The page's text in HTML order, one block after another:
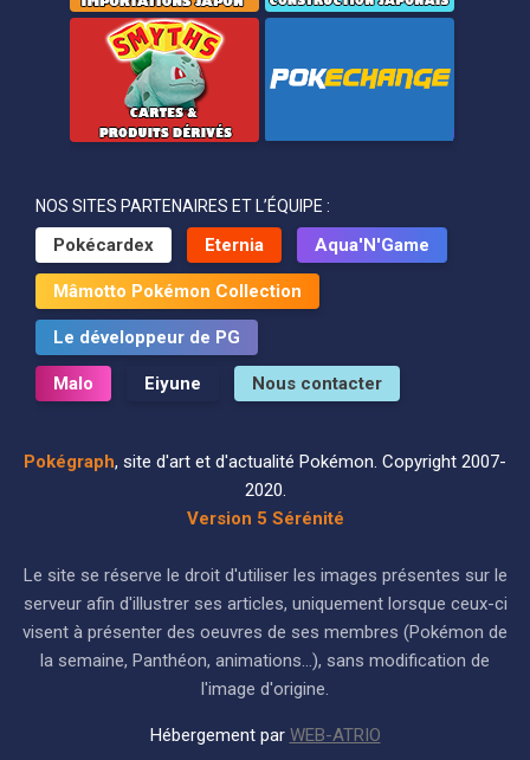
NOS SITES PARTENAIRES ET L’ÉQUIPE :
Pokécardex Eternia Aqua'N'Game
Mâmotto Pokémon Collection
Le développeur de PG
Malo Eiyune Nous contacter
Pokégraph, site d'art et d'actualité Pokémon. Copyright 2007-
2020.
Version 5 Sérénité
Le site se réserve le droit d'utiliser les images présentes sur le
serveur afin d'illustrer ses articles, uniquement lorsque ceux-ci
visent à présenter des oeuvres de ses membres (Pokémon de
la semaine, Panthéon, animations...), sans modification de
l'image d'origine.
Hébergement par WEB-ATRIO